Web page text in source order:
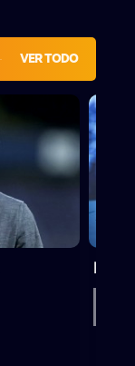
VER TODO
El